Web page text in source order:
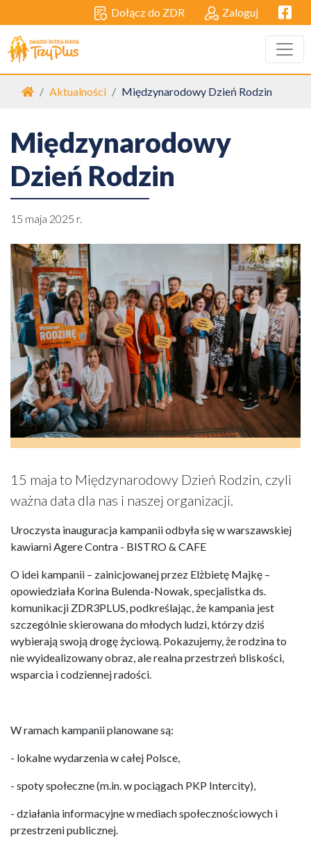
Dołącz do ZDR Zaloguj
Strona główna
Aktualności Międzynarodowy Dzień Rodzin
Międzynarodowy
Dzień Rodzin
15 maja 2025 r.
15 maja to Międzynarodowy Dzień Rodzin, czyli
ważna data dla nas i naszej organizacji.
Uroczysta inauguracja kampanii odbyła się w warszawskiej
kawiarni Agere Contra - BISTRO & CAFE
O idei kampanii – zainicjowanej przez Elżbietę Majkę –
opowiedziała Korina Bulenda-Nowak, specjalistka ds.
komunikacji ZDR3PLUS, podkreślając, że kampania jest
szczególnie skierowana do młodych ludzi, którzy dziś
wybierają swoją drogę życiową. Pokazujemy, że rodzina to
nie wyidealizowany obraz, ale realna przestrzeń bliskości,
wsparcia i codziennej radości.
W ramach kampanii planowane są:
- lokalne wydarzenia w całej Polsce,
- spoty społeczne (m.in. w pociągach PKP Intercity),
- działania informacyjne w mediach społecznościowych i
przestrzeni publicznej.